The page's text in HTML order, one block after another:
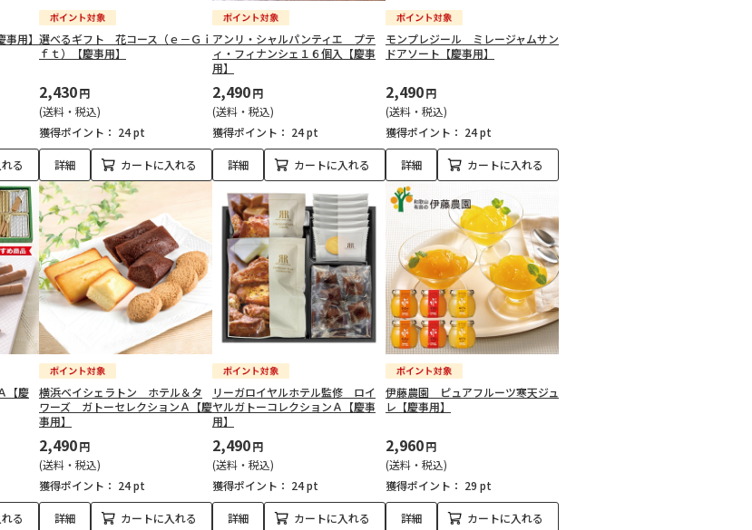
用】
る
選べるギフト 花コース（ｅ－Ｇｉ
ｆｔ）【慶事用】
2,430円
(送料・税込)
獲得ポイント： 24 pt
詳細 カートに入れる
アンリ・シャルパンティエ プテ
ィ・フィナンシェ１６個入【慶事
用】
2,490円
(送料・税込)
獲得ポイント： 24 pt
詳細 カートに入れる
モンプレジール ミレージャムサン
ドアソート【慶事用】
2,490円
(送料・税込)
獲得ポイント： 24 pt
詳細 カートに入れる
【慶
る
横浜ベイシェラトン ホテル＆タ
ワーズ ガトーセレクションＡ【慶
事用】
2,490円
(送料・税込)
獲得ポイント： 24 pt
詳細 カートに入れる
リーガロイヤルホテル監修 ロイ
ヤルガトーコレクションＡ【慶事
用】
2,490円
(送料・税込)
獲得ポイント： 24 pt
詳細 カートに入れる
伊藤農園 ピュアフルーツ寒天ジュ
レ【慶事用】
2,960円
(送料・税込)
獲得ポイント： 29 pt
詳細 カートに入れる